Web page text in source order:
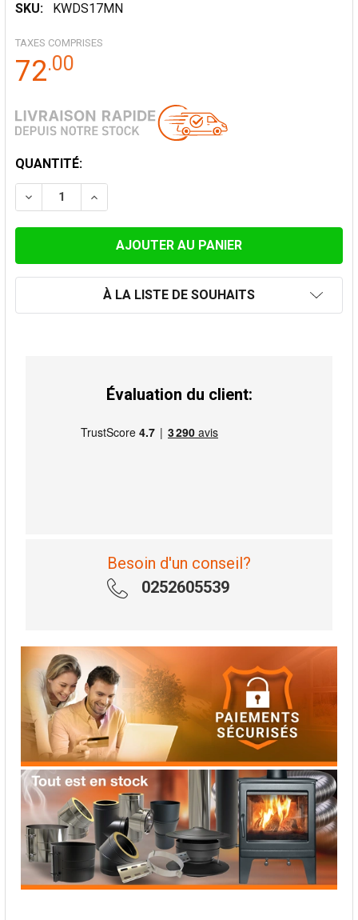
SKU: KWDS17MN
TAXES COMPRISES
72.00
STOCK
ACTUEL:
QUANTITÉ:
DIMINUER LA QUANTITÉ DE ADAPTATEUR DOUBLE -
AUGMENTER LA QUANTITÉ DE
À LA LISTE DE SOUHAITS
Évaluation du client:
Besoin d'un conseil?
0252605539